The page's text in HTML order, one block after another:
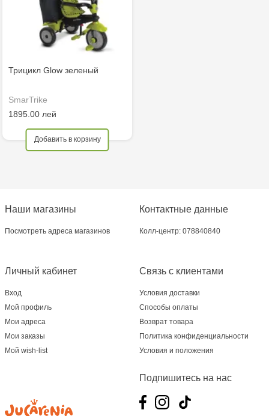
Трицикл Glow зеленый
SmarTrike
1895.00 лей
Добавить в корзину
Наши магазины
Посмотреть адреса магазинов
Связь с клиентами
Условия доставки
Способы оплаты
Возврат товара
Политика конфиденциальности
Условия и положения
Личный кабинет
Вход
Мой профиль
Мои адреса
Мои заказы
Мой wish-list
Контактные данные
Колл-центр: 078840840
Подпишитесь на нас